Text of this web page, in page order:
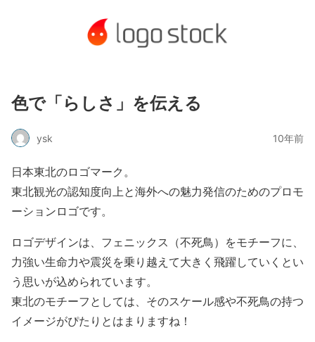
色で「らしさ」を伝える
ysk 10年前
日本東北のロゴマーク。
東北観光の認知度向上と海外への魅力発信のためのプロモ
ーションロゴです。
ロゴデザインは、フェニックス（不死鳥）をモチーフに、
力強い生命力や震災を乗り越えて大きく飛躍していくとい
う思いが込められています。
東北のモチーフとしては、そのスケール感や不死鳥の持つ
イメージがぴたりとはまりますね！